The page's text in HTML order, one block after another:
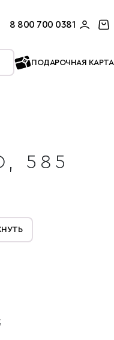
8 800 700 0381
ПОДАРОЧНАЯ КАРТА
585